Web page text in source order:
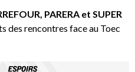
PARERA et SUPER
des rencontres face au Toec